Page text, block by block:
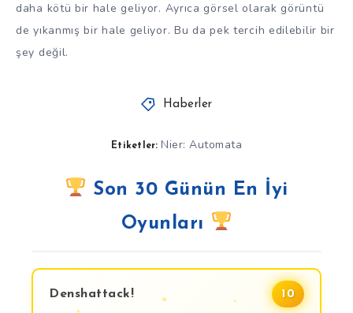
daha kötü bir hale geliyor. Ayrıca görsel olarak görüntü
de yıkanmış bir hale geliyor. Bu da pek tercih edilebilir bir
şey değil.
Haberler
Etiketler: Nier: Automata
Son 30 Günün En İyi
Oyunları
Denshattack! 10